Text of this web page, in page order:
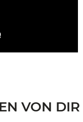
VON DIR